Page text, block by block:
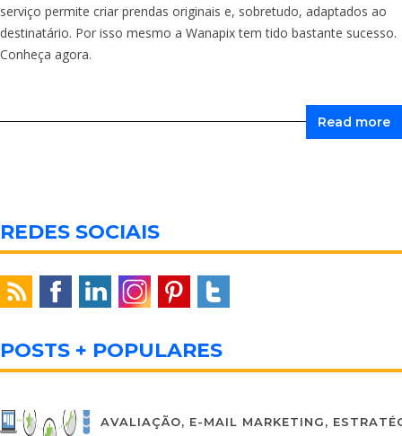
serviço permite criar prendas originais e, sobretudo, adaptados ao
destinatário. Por isso mesmo a Wanapix tem tido bastante sucesso.
Conheça agora.
Read more
REDES SOCIAIS
POSTS + POPULARES
AVALIAÇÃO, E-MAIL MARKETING,